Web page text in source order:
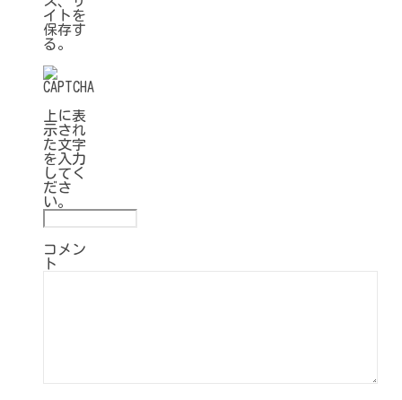
イトを
保存す
る。
上に表
示され
た文字
を入力
してく
ださ
い。
コメン
ト